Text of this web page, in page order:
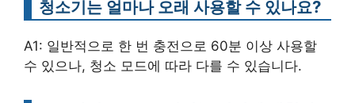
청소기는 얼마나 오래 사용할 수 있나요?
A1: 일반적으로 한 번 충전으로 60분 이상 사용할
수 있으나, 청소 모드에 따라 다를 수 있습니다.